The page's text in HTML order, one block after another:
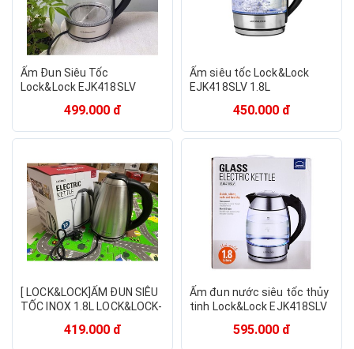
Ấm Đun Siêu Tốc
Lock&Lock EJK418SLV
499.000 đ
Ấm siêu tốc Lock&Lock
EJK418SLV 1.8L
450.000 đ
[ LOCK&LOCK]ẤM ĐUN SIÊU
TỐC INOX 1.8L LOCK&LOCK-
419.000 đ
Ấm đun nước siêu tốc thủy
tinh Lock&Lock EJK418SLV
595.000 đ